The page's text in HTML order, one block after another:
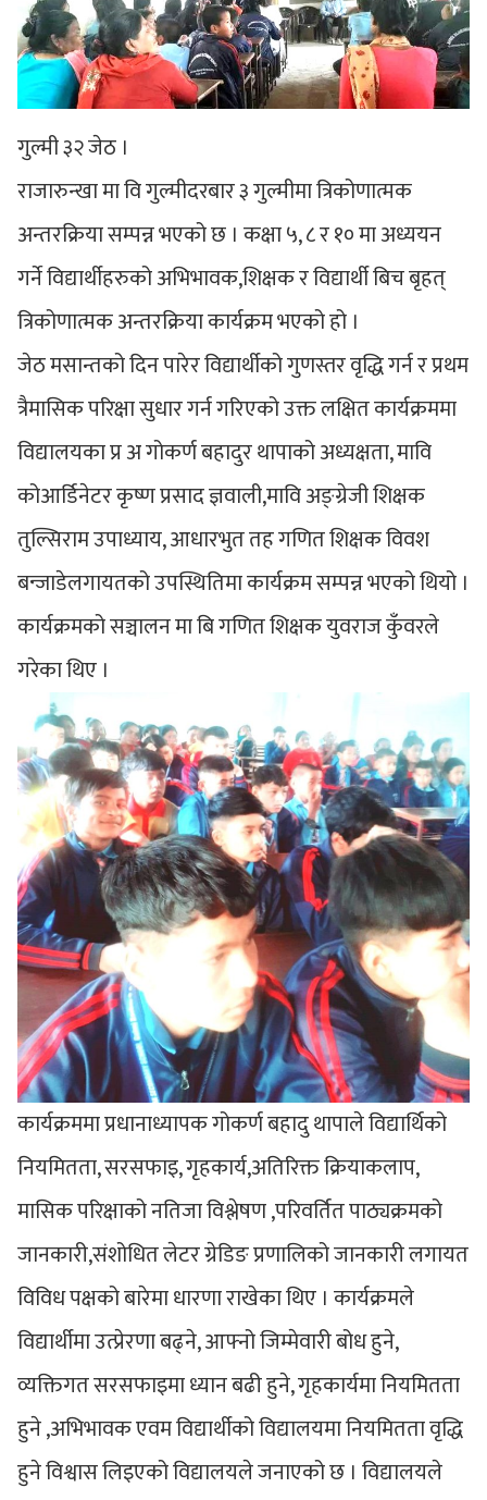
गुल्मी ३२ जेठ ।
राजारुन्खा मा वि गुल्मीदरबार ३ गुल्मीमा त्रिकोणात्मक
अन्तरक्रिया सम्पन्न भएको छ । कक्षा ५, ८ र १० मा अध्ययन
गर्ने विद्यार्थीहरुको अभिभावक,शिक्षक र विद्यार्थी बिच बृहत्
त्रिकोणात्मक अन्तरक्रिया कार्यक्रम भएको हो ।
जेठ मसान्तको दिन पारेर विद्यार्थीको गुणस्तर वृद्धि गर्न र प्रथम
त्रैमासिक परिक्षा सुधार गर्न गरिएको उक्त लक्षित कार्यक्रममा
विद्यालयका प्र अ गोकर्ण बहादुर थापाको अध्यक्षता, मावि
कोआर्डिनेटर कृष्ण प्रसाद ज्ञवाली,मावि अङ्ग्रेजी शिक्षक
तुल्सिराम उपाध्याय, आधारभुत तह गणित शिक्षक विवश
बन्जाडेलगायतको उपस्थितिमा कार्यक्रम सम्पन्न भएको थियो ।
कार्यक्रमको सञ्चालन मा बि गणित शिक्षक युवराज कुँवरले
गरेका थिए ।
कार्यक्रममा प्रधानाध्यापक गोकर्ण बहादु थापाले विद्यार्थिको
नियमितता, सरसफाइ, गृहकार्य,अतिरिक्त क्रियाकलाप,
मासिक परिक्षाको नतिजा विश्लेषण ,परिवर्तित पाठ्यक्रमको
जानकारी,संशोधित लेटर ग्रेडिङ प्रणालिको जानकारी लगायत
विविध पक्षको बारेमा धारणा राखेका थिए । कार्यक्रमले
विद्यार्थीमा उत्प्रेरणा बढ्ने, आफ्नो जिम्मेवारी बोध हुने,
व्यक्तिगत सरसफाइमा ध्यान बढी हुने, गृहकार्यमा नियमितता
हुने ,अभिभावक एवम विद्यार्थीको विद्यालयमा नियमितता वृद्धि
हुने विश्वास लिइएको विद्यालयले जनाएको छ । विद्यालयले